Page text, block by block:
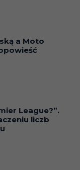
a Moto
League?”.
liczb